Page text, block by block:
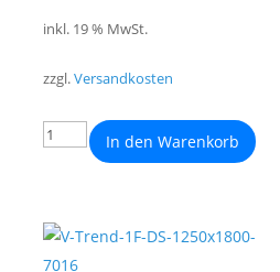
inkl. 19 % MwSt.
zzgl.Versandkosten
In den Warenkorb